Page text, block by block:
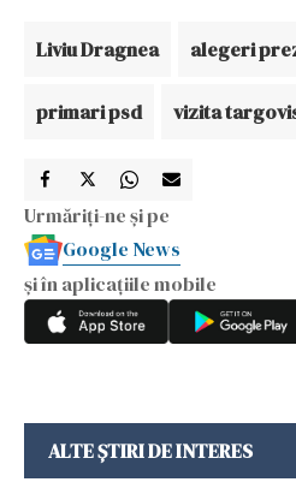
Liviu Dragnea alegeri
primari psd vizita
Urmăriți-ne și pe
Google News
și în aplicațiile mobile
ALTE ȘTIRI DE INTERES